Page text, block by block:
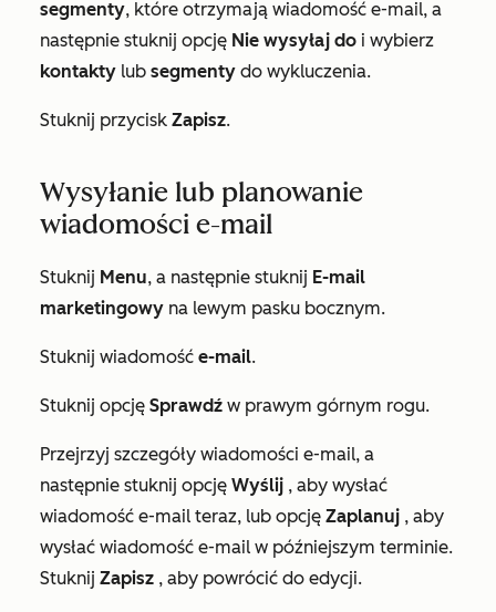
segmenty, które otrzymają wiadomość e-mail, a
następnie stuknij opcję Nie wysyłaj do i wybierz
kontakty lub segmenty do wykluczenia.
Stuknij przycisk Zapisz.
Wysyłanie lub planowanie
wiadomości e-mail
Stuknij Menu, a następnie stuknij E-mail
marketingowy na lewym pasku bocznym.
Stuknij wiadomość e-mail.
Stuknij opcję Sprawdź w prawym górnym rogu.
Przejrzyj szczegóły wiadomości e-mail, a
następnie stuknij opcję Wyślij , aby wysłać
wiadomość e-mail teraz, lub opcję Zaplanuj , aby
wysłać wiadomość e-mail w późniejszym terminie.
Stuknij Zapisz , aby powrócić do edycji.